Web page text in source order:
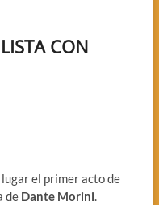
CON
el primer acto de
de Dante Morini.